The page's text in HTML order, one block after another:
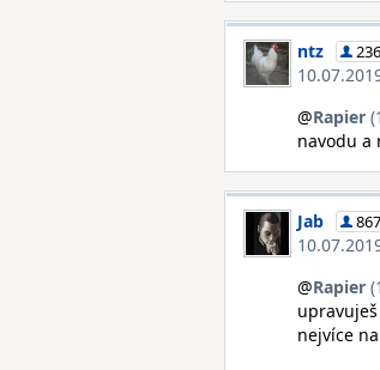
ntz
@Rapier
navodu a
Jab
@Rapier
nejvíce